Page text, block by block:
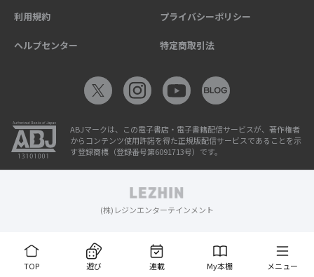
TOP 遊び 連載 My本棚 メニュー
利用規約 プライバシーポリシー
ヘルプセンター 特定商取引法
ABJマークは、この電子書店・電子書籍配信サービスが、著作権者
からコンテンツ使用許諾を得た正規版配信サービスであることを示
す登録商標（登録番号第6091713号）です。
(株)レジンエンターテインメント